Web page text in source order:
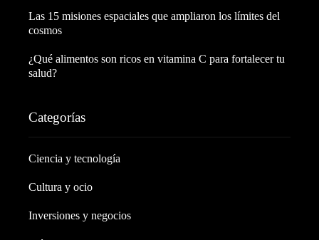
Las 15 misiones espaciales que ampliaron los límites del
cosmos
¿Qué alimentos son ricos en vitamina C para fortalecer tu
salud?
Categorías
Ciencia y tecnología
Cultura y ocio
Inversiones y negocios